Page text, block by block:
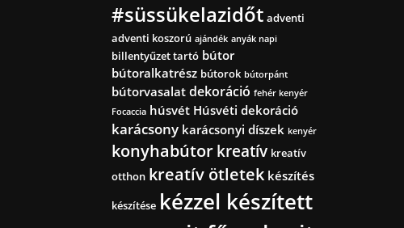
#süssükelazidőt adventi
adventi koszorú ajándék anyák napi
billentyűzet tartó bútor
bútoralkatrész bútorok bútorpánt
bútorvasalat dekoráció fehér kenyér
Focaccia húsvét Húsvéti dekoráció
karácsony karácsonyi díszek kenyér
konyhabútor kreatív kreatív
otthon kreatív ötletek készítés
készítése kézzel készített